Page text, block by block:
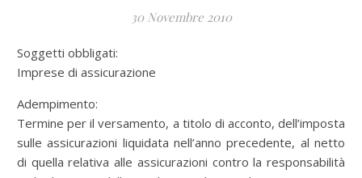
30 Novembre 2010
Soggetti obbligati:
Imprese di assicurazione
Adempimento:
Termine per il versamento, a titolo di acconto, dell’imposta
sulle assicurazioni liquidata nell’anno precedente, al netto
di quella relativa alle assicurazioni contro la responsabilità